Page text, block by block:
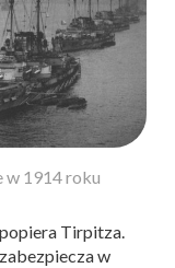
1914 roku
Tirpitza.
w